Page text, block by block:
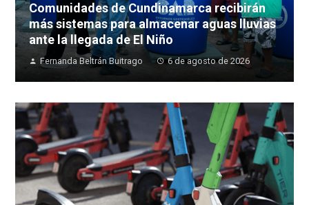
Comunidades de Cundinamarca recibirán
más sistemas para almacenar aguas lluvias
ante la llegada de El Niño
Fernanda Beltrán Buitrago 6 de agosto de 2026